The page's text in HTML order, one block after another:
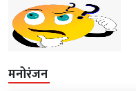
मनोरंजन